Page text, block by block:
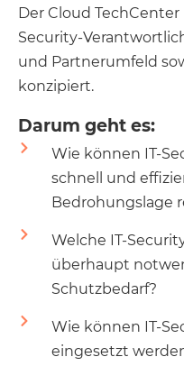
Der Cloud TechCenter
Security-
und Partnerumfeld
konzipiert.
Darum geht es:
Wie können IT-
schnell und
Bedrohungslage
Welche IT-
überhaupt
Schutzbedarf?
Wie können IT-
eingesetzt